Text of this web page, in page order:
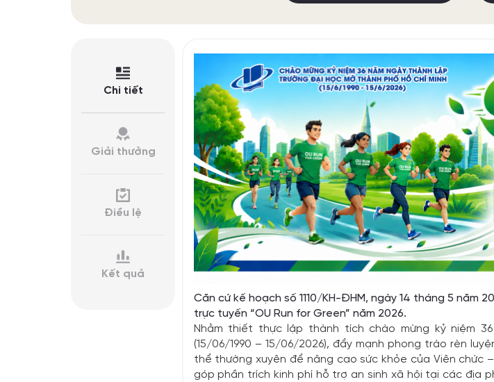
Chi tiết
Giải thưởng
Điều lệ
Kết quả
Căn cứ kế hoạch số 1110/KH-ĐHM, ngày 14 tháng 5 năm
trực tuyến “OU Run for Green” năm 2026.
Nhằm thiết thực lập thành tích chào mừng kỷ niệm
(15/06/1990 – 15/06/2026), đẩy mạnh phong trào rèn
thể thường xuyên để nâng cao sức khỏe của Viên chức
góp phần trích kinh phí hỗ trợ an sinh xã hội tại các địa